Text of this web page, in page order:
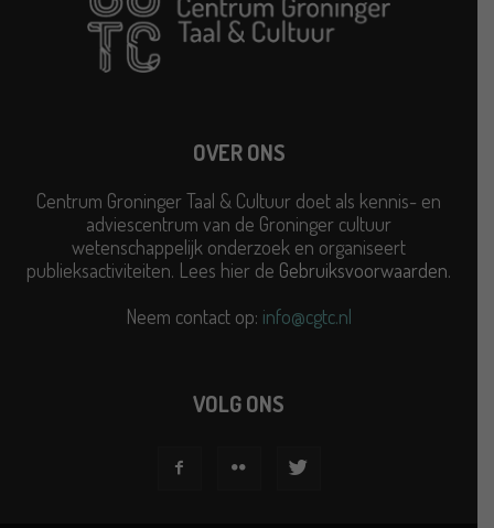
OVER ONS
Centrum Groninger Taal & Cultuur doet als kennis- en
adviescentrum van de Groninger cultuur
wetenschappelijk onderzoek en organiseert
publieksactiviteiten. Lees hier de Gebruiksvoorwaarden.
Neem contact op: info@cgtc.nl
VOLG ONS